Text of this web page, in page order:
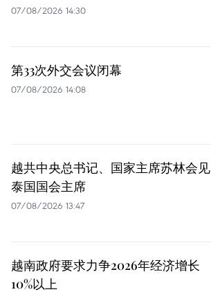
07/08/2026 14:30
第33次外交会议闭幕
07/08/2026 14:08
越共中央总书记、国家主席苏林会见
泰国国会主席
07/08/2026 13:47
越南政府要求力争2026年经济增长
10%以上